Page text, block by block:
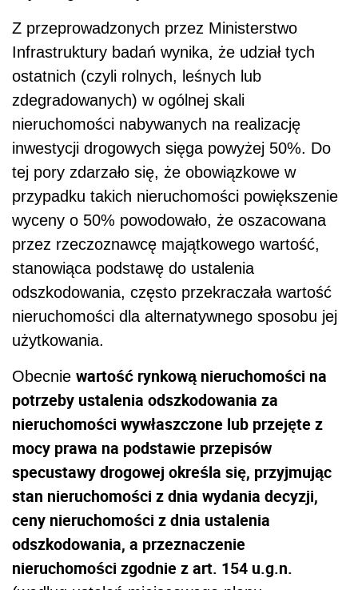
Z przeprowadzonych przez Ministerstwo
Infrastruktury badań wynika, że udział tych
ostatnich (czyli rolnych, leśnych lub
zdegradowanych) w ogólnej skali
nieruchomości nabywanych na realizację
inwestycji drogowych sięga powyżej 50%. Do
tej pory zdarzało się, że obowiązkowe w
przypadku takich nieruchomości powiększenie
wyceny o 50% powodowało, że oszacowana
przez rzeczoznawcę majątkowego wartość,
stanowiąca podstawę do ustalenia
odszkodowania, często przekraczała wartość
nieruchomości dla alternatywnego sposobu jej
użytkowania.
Obecnie wartość rynkową nieruchomości na
potrzeby ustalenia odszkodowania za
nieruchomości wywłaszczone lub przejęte z
mocy prawa na podstawie przepisów
specustawy drogowej określa się, przyjmując
stan nieruchomości z dnia wydania decyzji,
ceny nieruchomości z dnia ustalenia
odszkodowania, a przeznaczenie
nieruchomości zgodnie z art. 154 u.g.n.